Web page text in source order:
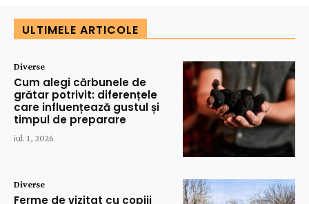
ULTIMELE ARTICOLE
Diverse
Cum alegi cărbunele de
grătar potrivit: diferențele
care influențează gustul și
timpul de preparare
iul. 1, 2026
Diverse
Ferme de vizitat cu copiii